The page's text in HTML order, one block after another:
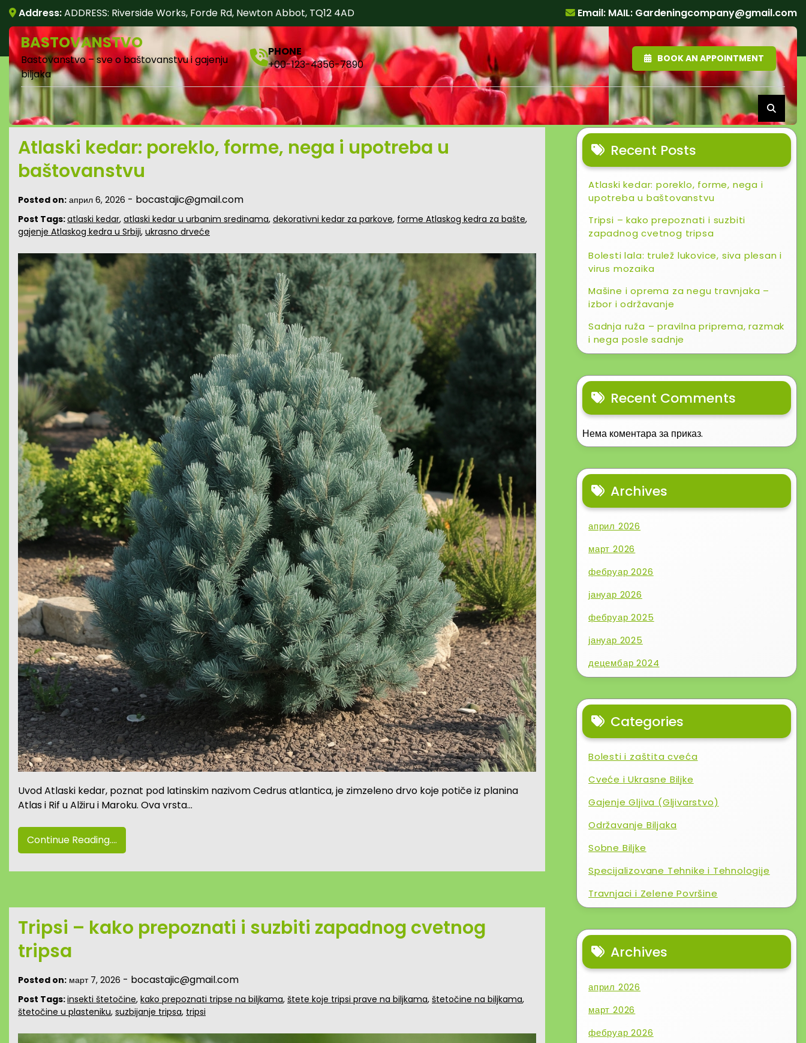
Skip
content
Address:ADDRESS: Riverside Works, Forde Rd, Newton Abbot, TQ12 4AD Email: MAIL: Gardeningcompany@gmail.com
BASTOVANSTVO
Bastovanstvo – sve o baštovanstvu i gajenju
biljaka
PHONE
+00-123-4356-7890
BOOK AN APPOINTMENT
Atlaski kedar: poreklo, forme, nega i upotreba u
baštovanstvu
Posted on: април 6, 2026 - bocastajic@gmail.com
Post Tags:atlaski kedar, atlaski kedar u urbanim sredinama, dekorativni kedar za parkove, forme Atlaskog kedra za bašte,
gajenje Atlaskog kedra u Srbiji, ukrasno drveće
Uvod Atlaski kedar, poznat pod latinskim nazivom Cedrus atlantica, je zimzeleno drvo koje potiče iz planina
Atlas i Rif u Alžiru i Maroku. Ova vrsta…
Continue Reading....
Tripsi – kako prepoznati i suzbiti zapadnog cvetnog
tripsa
Posted on: март 7, 2026 - bocastajic@gmail.com
Post Tags:insekti štetočine, kako prepoznati tripse na biljkama, štete koje tripsi prave na biljkama, štetočine na biljkama,
štetočine u plasteniku, suzbijanje tripsa, tripsi
Recent Posts
Atlaski kedar: poreklo, forme, nega i
upotreba u baštovanstvu
Tripsi – kako prepoznati i suzbiti
zapadnog cvetnog tripsa
Bolesti lala: trulež lukovice, siva plesan i
virus mozaika
Mašine i oprema za negu travnjaka –
izbor i održavanje
Sadnja ruža – pravilna priprema, razmak
i nega posle sadnje
Recent Comments
Нема коментара за приказ.
Archives
април 2026
март 2026
фебруар 2026
јануар 2026
фебруар 2025
јануар 2025
децембар 2024
Categories
Bolesti i zaštita cveća
Cveće i Ukrasne Biljke
Gajenje Gljiva (Gljivarstvo)
Održavanje Biljaka
Sobne Biljke
Specijalizovane Tehnike i Tehnologije
Travnjaci i Zelene Površine
Archives
април 2026
март 2026
фебруар 2026